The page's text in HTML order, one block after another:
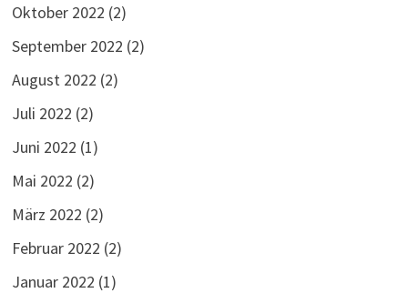
Oktober 2022 (2)
September 2022 (2)
August 2022 (2)
Juli 2022 (2)
Juni 2022 (1)
Mai 2022 (2)
März 2022 (2)
Februar 2022 (2)
Januar 2022 (1)